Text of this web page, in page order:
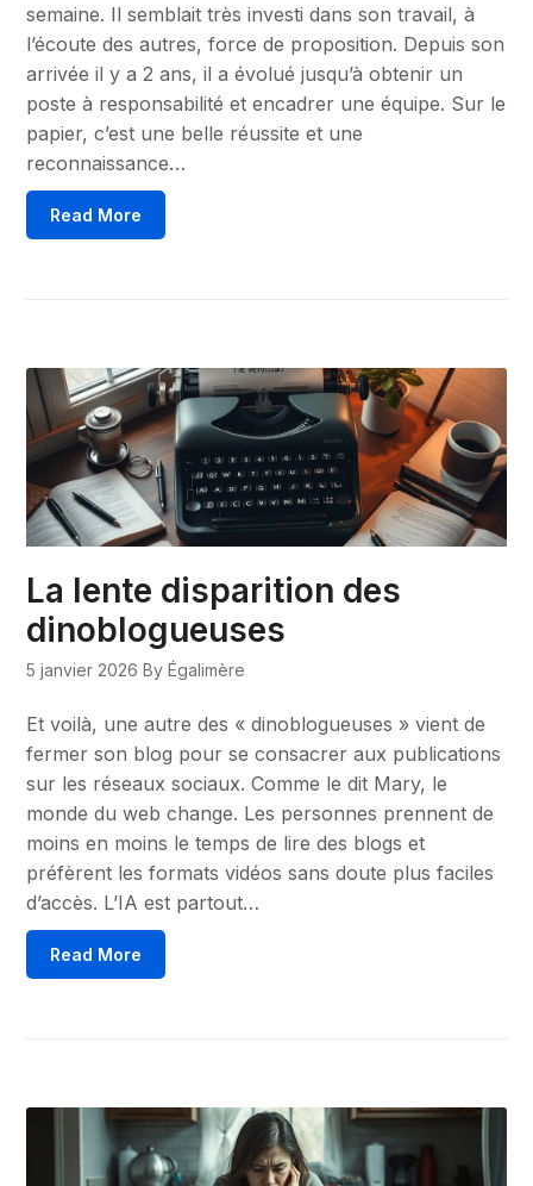
semaine. Il semblait très investi dans son travail, à
l’écoute des autres, force de proposition. Depuis son
arrivée il y a 2 ans, il a évolué jusqu’à obtenir un
poste à responsabilité et encadrer une équipe. Sur le
papier, c’est une belle réussite et une
reconnaissance…
Read More
La lente disparition des
dinoblogueuses
5 janvier 2026 By Égalimère
Et voilà, une autre des « dinoblogueuses » vient de
fermer son blog pour se consacrer aux publications
sur les réseaux sociaux. Comme le dit Mary, le
monde du web change. Les personnes prennent de
moins en moins le temps de lire des blogs et
préfèrent les formats vidéos sans doute plus faciles
d’accès. L’IA est partout…
Read More